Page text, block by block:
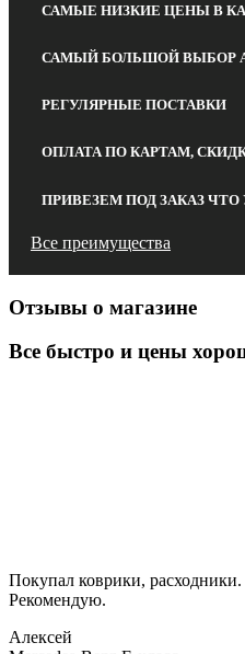
САМЫЕ НИЗКИЕ ЦЕНЫ В
САМЫЙ БОЛЬШОЙ ВЫБОР
РЕГУЛЯРНЫЕ ПОСТАВКИ
ОПЛАТА ПО КАРТАМ,
ПРИВЕЗЕМ ПОД ЗАКАЗ ЧТО
Все преимущества
Отзывы о магазине
Все быстро и цены
Покупал коврики,
Рекомендую.
Алексей